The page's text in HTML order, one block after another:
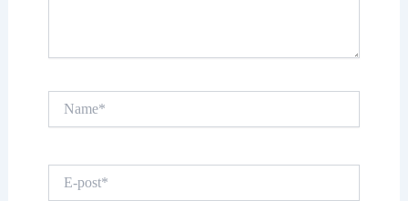
post*